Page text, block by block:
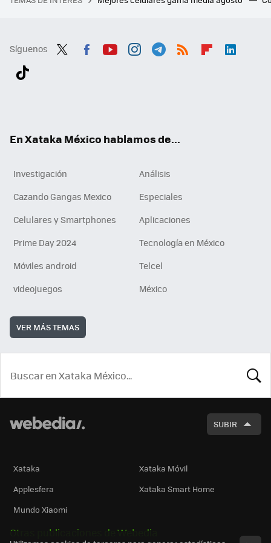
Síguenos
En Xataka México hablamos de...
Investigación
Análisis
Cazando Gangas Mexico
Especiales
Celulares y Smartphones
Aplicaciones
Prime Day 2024
Tecnología en México
Móviles android
Telcel
videojuegos
México
VER MÁS TEMAS
SUBIR
Xataka
Xataka Móvil
Applesfera
Xataka Smart Home
Mundo Xiaomi
Otras publicaciones de Webedia